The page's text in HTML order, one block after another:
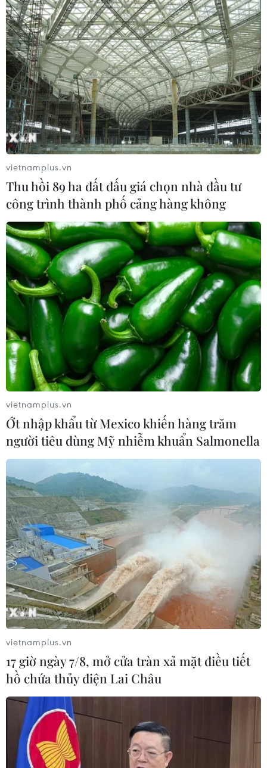
vietnamplus.vn
Thu hồi 89 ha đất đấu giá chọn nhà đầu tư
công trình thành phố cảng hàng không
vietnamplus.vn
Ớt nhập khẩu từ Mexico khiến hàng trăm
người tiêu dùng Mỹ nhiễm khuẩn Salmonella
vietnamplus.vn
17 giờ ngày 7/8, mở cửa tràn xả mặt điều tiết
hồ chứa thủy điện Lai Châu